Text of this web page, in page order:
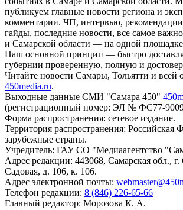
публикуем главные новости региона и
комментарии. ЧП, интервью, рекомендации
гайды, последние новости, все самое
и Самарской области — на одной
Наш основной принцип — быстро
губернии проверенную, полную и
Читайте новости Самары, Тольятти и всей
450media.ru.
Выходные данные СМИ "Самара 450"
(регистрационный номер: ЭЛ № ФС77-
Форма распространения: сетевое издание.
Территория распространения: Российская
зарубежные страны.
Учредитель: ГАУ СО "Медиаагентство
Адрес редакции: 443068, Самарская обл.,
Садовая, д. 106, к. 106.
Адрес электронной почты:
Телефон редакции: 8 (846) 226-65-66
Главный редактор: Морозова К. А.